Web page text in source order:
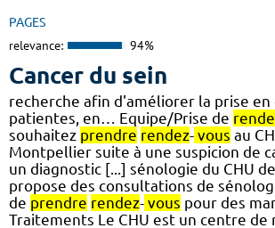
PAGES
relevance: 94%
Cancer du sein
recherche afin d'améliorer la prise en
patientes, en… Equipe/Prise de
souhaitez prendre rendez- vous au
Montpellier suite à une suspicion de
un diagnostic [...] sénologie du CHU
propose des consultations de
de prendre rendez- vous pour des
Traitements Le CHU est un centre de